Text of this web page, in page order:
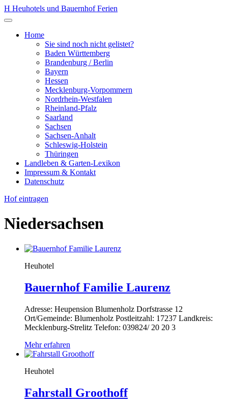
Zum
Inhalt
H Heuhotels und Bauernhof Ferien
Menü
öffnenHome
Sie sind noch nicht gelistet?
Baden Württemberg
Brandenburg / Berlin
Bayern
Hessen
Mecklenburg-Vorpommern
Nordrhein-Westfalen
Rheinland-Pfalz
Saarland
Sachsen
Sachsen-Anhalt
Schleswig-Holstein
Thüringen
Landleben & Garten-Lexikon
Impressum & Kontakt
Datenschutz
Hof eintragen
Niedersachsen
Heuhotel
Bauernhof Familie Laurenz
Adresse: Heupension Blumenholz Dorfstrasse 12
Ort/Gemeinde: Blumenholz Postleitzahl: 17237 Landkreis:
Mecklenburg-Strelitz Telefon: 039824/ 20 20 3
Mehr erfahren
Heuhotel
Fahrstall Groothoff